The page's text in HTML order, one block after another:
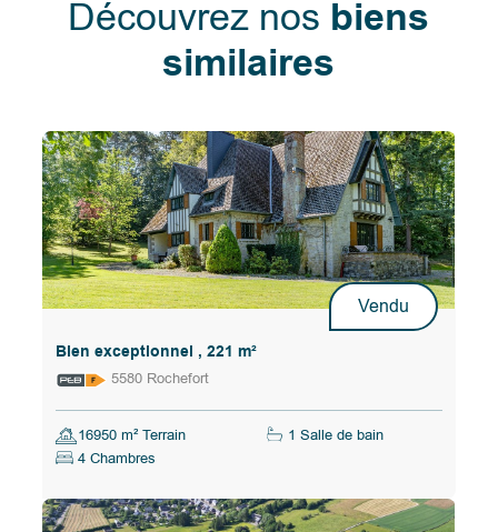
Découvrez nos biens
similaires
Vendu
Bien exceptionnel , 221 m²
5580 Rochefort
16950 m² Terrain
1 Salle de bain
4 Chambres